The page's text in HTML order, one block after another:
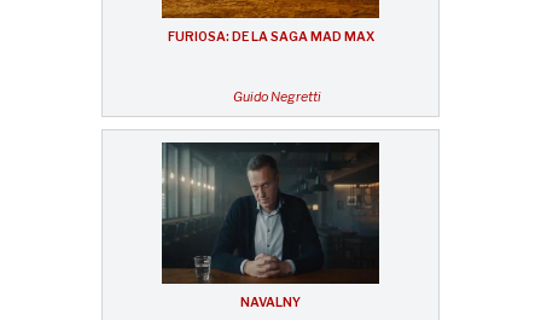
FURIOSA: DE LA SAGA MAD MAX
Guido Negretti
NAVALNY